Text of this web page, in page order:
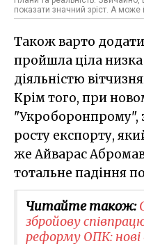
показати значний зріст. А може
Також варто
пройшла ціла низка
діяльністю
Крім того, при
"Укроборонпрому",
росту експорту,
же Айварас
тотальне падіння
Читайте також:
збройову
реформу ОПК: нові